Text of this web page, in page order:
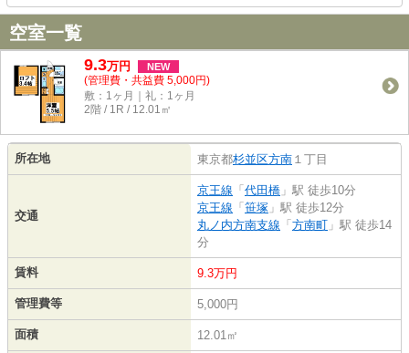
空室一覧
9.3万円 NEW
(管理費・共益費 5,000円)
敷：1ヶ月｜礼：1ヶ月
2階 / 1R / 12.01㎡
所在地 東京都杉並区方南 １丁目
交通
京王線 「 代田橋 」駅 徒歩10分
京王線 「 笹塚 」駅 徒歩12分
丸ノ内方南支線 「 方南町 」駅 徒歩14
分
賃料 9.3万円
管理費等 5,000円
面積 12.01㎡